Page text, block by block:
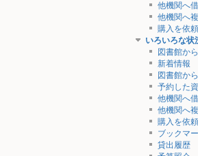
他機関へ
他機関へ
購入を依
いろいろな状
図書館か
新着情報
図書館か
予約した
他機関へ
他機関へ
購入を依
ブックマ
貸出履歴